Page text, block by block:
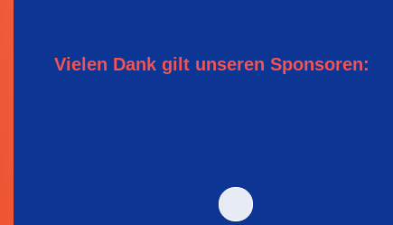
Vielen Dank gilt unseren Sponsoren: